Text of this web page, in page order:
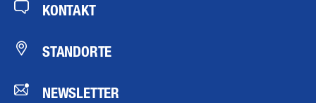
KONTAKT
STANDORTE
NEWSLETTER